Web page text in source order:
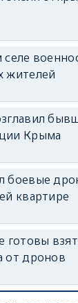
селе
жителей
Крыма
боевые
квартире
готовы
от дронов